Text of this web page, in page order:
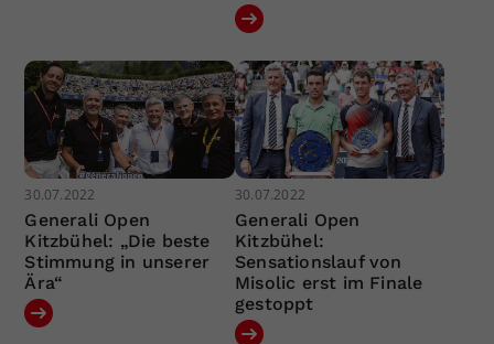
30.07.2022
Generali Open
Kitzbühel: „Die beste
Stimmung in unserer
Ära“
30.07.2022
Generali Open
Kitzbühel:
Sensationslauf von
Misolic erst im Finale
gestoppt